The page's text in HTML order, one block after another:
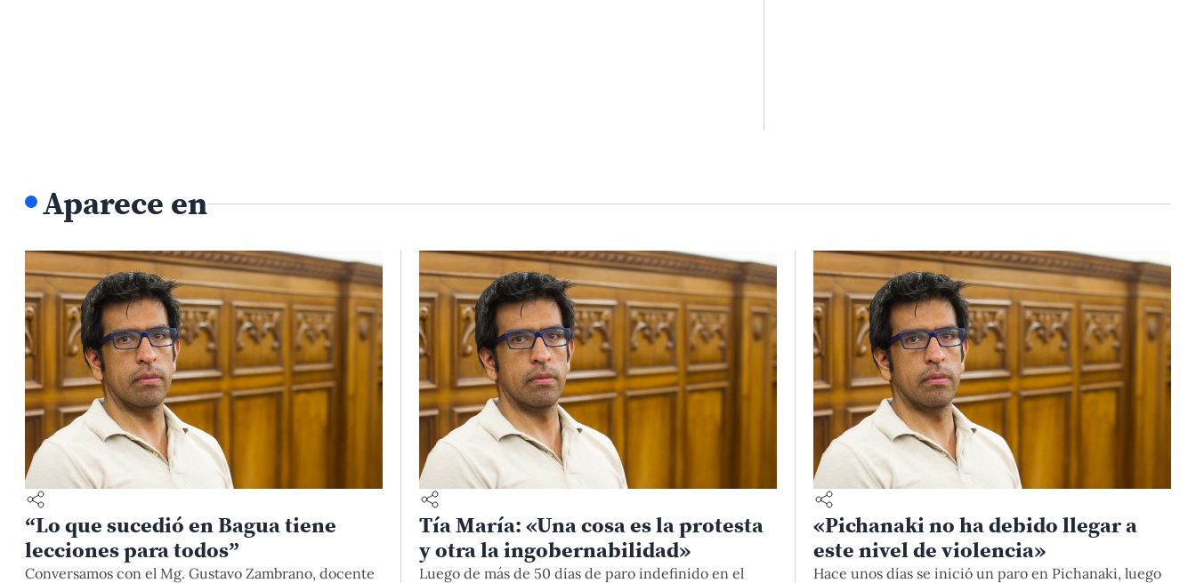
Aparece en
“Lo que sucedió en Bagua tiene
lecciones para todos”
Conversamos con el Mg. Gustavo Zambrano, docente
Tía María: «Una cosa es la protesta
y otra la ingobernabilidad»
Luego de más de 50 días de paro indefinido en el
«Pichanaki no ha debido llegar a
este nivel de violencia»
Hace unos días se inició un paro en Pichanaki, luego